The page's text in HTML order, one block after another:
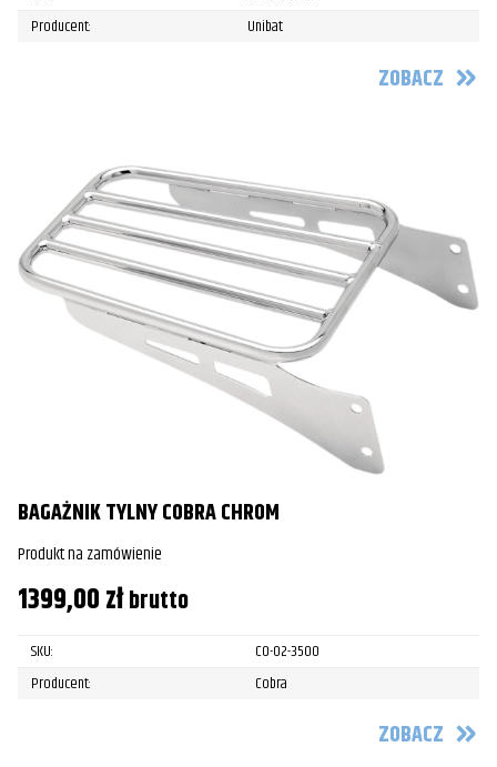
Producent:
Unibat
ZOBACZ
BAGAŻNIK TYLNY COBRA CHROM
Produkt na zamówienie
1399,00złbrutto
SKU:
CO-02-3500
Producent:
Cobra
ZOBACZ